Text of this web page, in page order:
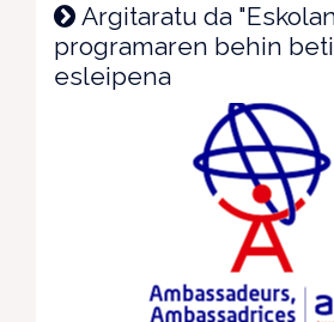
Argitaratu da
programaren behin
esleipena